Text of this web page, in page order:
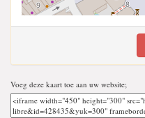
Voeg deze kaart toe aan uw website;